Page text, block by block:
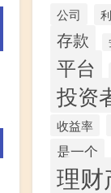
公司
存款
平台
投资
收益率
是一个
理财